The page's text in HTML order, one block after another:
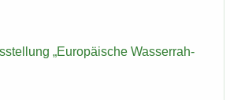
„Eu­ro­päi­sche Was­ser­rah­